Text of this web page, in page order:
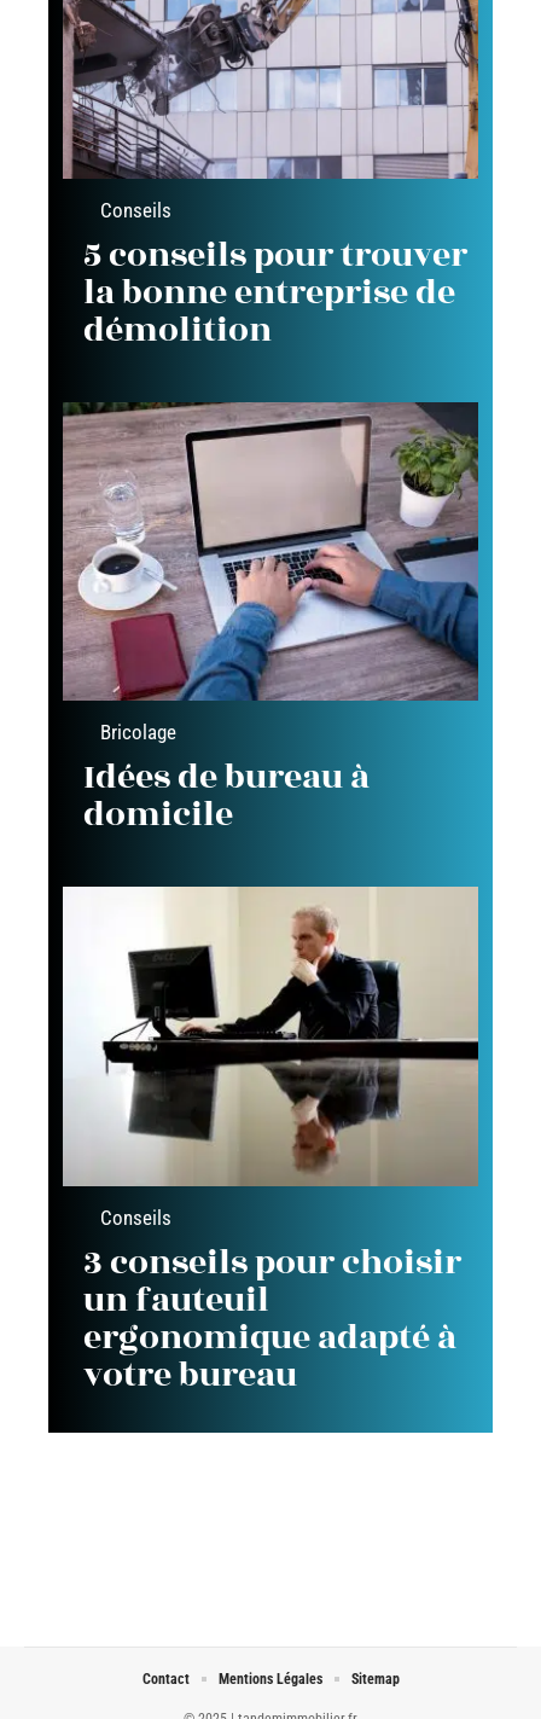
Conseils
5 conseils pour trouver
la bonne entreprise de
démolition
Bricolage
Idées de bureau à
domicile
Conseils
3 conseils pour choisir
un fauteuil
ergonomique adapté à
votre bureau
Contact Mentions Légales Sitemap